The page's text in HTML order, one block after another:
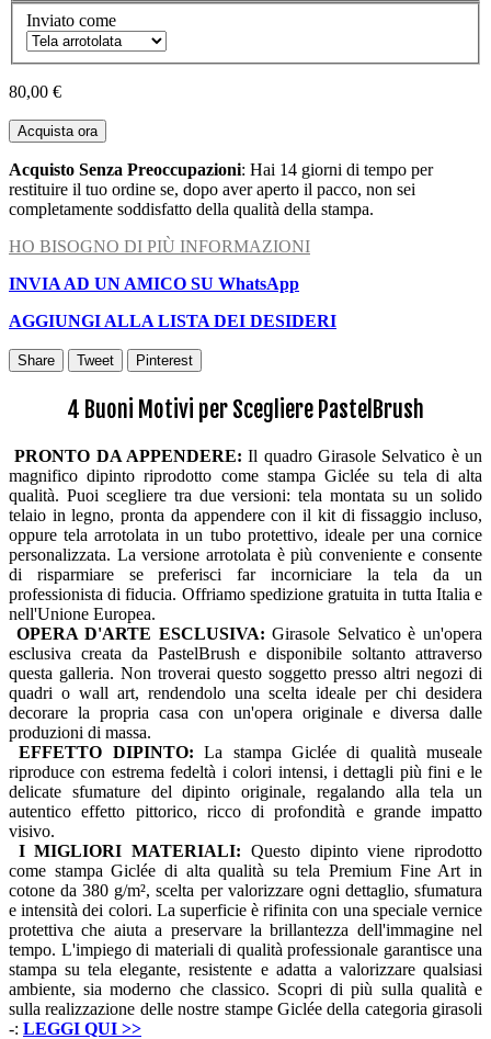
Inviato come
80,00 €
Acquista ora
Acquisto Senza Preoccupazioni: Hai 14 giorni di tempo per
restituire il tuo ordine se, dopo aver aperto il pacco, non sei
completamente soddisfatto della qualità della stampa.
HO BISOGNO DI PIÙ INFORMAZIONI
INVIA AD UN AMICO SU WhatsApp
AGGIUNGI ALLA LISTA DEI DESIDERI
Share Tweet Pinterest
4 Buoni Motivi per Scegliere PastelBrush
PRONTO DA APPENDERE:Il quadro Girasole Selvatico è un
magnifico dipinto riprodotto come stampa Giclée su tela di alta
qualità. Puoi scegliere tra due versioni: tela montata su un solido
telaio in legno, pronta da appendere con il kit di fissaggio incluso,
oppure tela arrotolata in un tubo protettivo, ideale per una cornice
personalizzata. La versione arrotolata è più conveniente e consente
di risparmiare se preferisci far incorniciare la tela da un
professionista di fiducia. Offriamo spedizione gratuita in tutta Italia e
nell'Unione Europea.
OPERA D'ARTE ESCLUSIVA:Girasole Selvatico è un'opera
esclusiva creata da PastelBrush e disponibile soltanto attraverso
questa galleria. Non troverai questo soggetto presso altri negozi di
quadri o wall art, rendendolo una scelta ideale per chi desidera
decorare la propria casa con un'opera originale e diversa dalle
produzioni di massa.
EFFETTO DIPINTO: La stampa Giclée di qualità museale
riproduce con estrema fedeltà i colori intensi, i dettagli più fini e le
delicate sfumature del dipinto originale, regalando alla tela un
autentico effetto pittorico, ricco di profondità e grande impatto
visivo.
I MIGLIORI MATERIALI: Questo dipinto viene riprodotto
come stampa Giclée di alta qualità su tela Premium Fine Art in
cotone da 380 g/m², scelta per valorizzare ogni dettaglio, sfumatura
e intensità dei colori. La superficie è rifinita con una speciale vernice
protettiva che aiuta a preservare la brillantezza dell'immagine nel
tempo. L'impiego di materiali di qualità professionale garantisce una
stampa su tela elegante, resistente e adatta a valorizzare qualsiasi
ambiente, sia moderno che classico. Scopri di più sulla qualità e
sulla realizzazione delle nostre stampe Giclée della categoria girasoli
-: LEGGI QUI >>